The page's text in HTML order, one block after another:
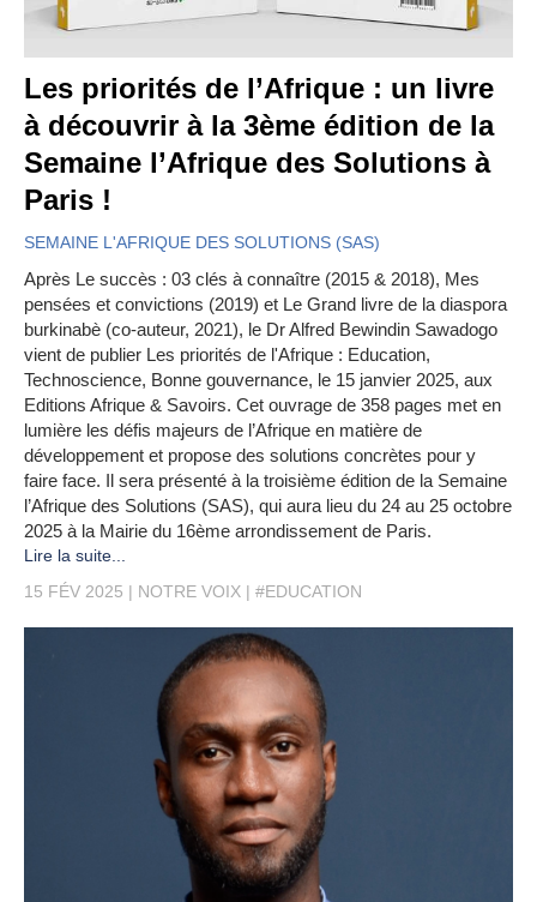
Les priorités de l’Afrique : un livre
à découvrir à la 3ème édition de la
Semaine l’Afrique des Solutions à
Paris !
SEMAINE L'AFRIQUE DES SOLUTIONS (SAS)
Après Le succès : 03 clés à connaître (2015 & 2018), Mes
pensées et convictions (2019) et Le Grand livre de la diaspora
burkinabè (co-auteur, 2021), le Dr Alfred Bewindin Sawadogo
vient de publier Les priorités de l'Afrique : Education,
Technoscience, Bonne gouvernance, le 15 janvier 2025, aux
Editions Afrique & Savoirs. Cet ouvrage de 358 pages met en
lumière les défis majeurs de l’Afrique en matière de
développement et propose des solutions concrètes pour y
faire face. Il sera présenté à la troisième édition de la Semaine
l’Afrique des Solutions (SAS), qui aura lieu du 24 au 25 octobre
2025 à la Mairie du 16ème arrondissement de Paris.
Lire la suite...
15 FÉV 2025
NOTRE VOIX #EDUCATION